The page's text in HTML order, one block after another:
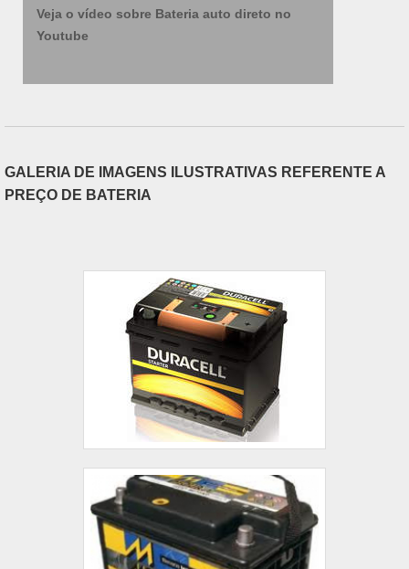
Veja o vídeo sobre Bateria auto direto no
Youtube
GALERIA DE IMAGENS ILUSTRATIVAS REFERENTE A
PREÇO DE BATERIA